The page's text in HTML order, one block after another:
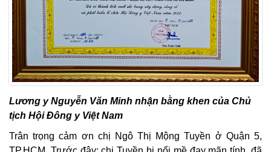
Lương y Nguyễn Văn Minh nhận bằng khen của Chủ
tịch Hội Đông y Việt Nam
Trân trọng cảm ơn chị Ngô Thị Mộng Tuyền ở Quận 5,